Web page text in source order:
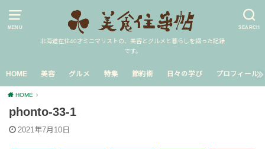
MENU SEARCH
北海道在住40才ミニマリストの、美容とグルメと暮らしを綴った記録
です。
HOME 美容 グルメ 特集 節約術 日々の学び プロフィール
HOME
phonto-33-1
2021年7月10日